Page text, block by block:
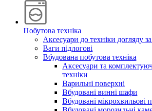
Побутова техніка
Аксесуари до техніки догляду
Ваги підлогові
Вбудована побутова техніка
Аксесуари та
техніки
Варильні поверхні
Вбудовані винні шафи
Вбудовані мікрохвильові